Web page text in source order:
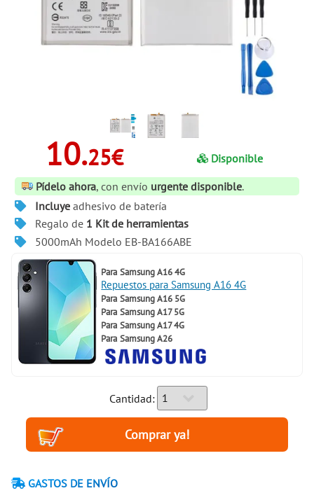
10.25€
Disponible
Pídelo ahora, con envío urgente disponible.
Incluyeadhesivo de batería
Regalo de 1 Kit de herramientas
5000mAh Modelo EB-BA166ABE
Para Samsung A16 4G
Repuestos para Samsung A16 4G
Para Samsung A16 5G
Para Samsung A17 5G
Para Samsung A17 4G
Para Samsung A26
Cantidad:
GASTOS DE ENVÍO